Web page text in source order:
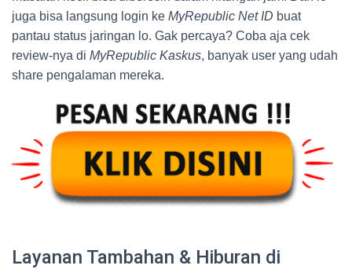
juga bisa langsung login ke MyRepublic Net ID buat
pantau status jaringan lo. Gak percaya? Coba aja cek
review-nya di MyRepublic Kaskus, banyak user yang udah
share pengalaman mereka.
Layanan Tambahan & Hiburan di